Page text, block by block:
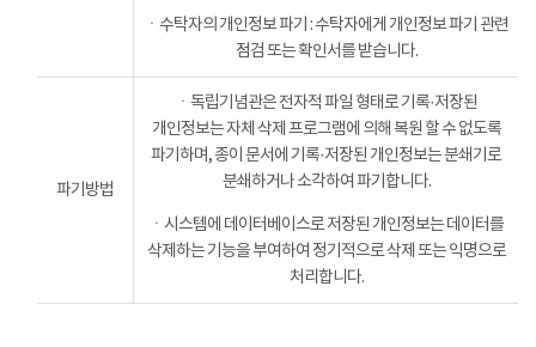
ㆍ수탁자의 개인정보 파기 : 수탁자에게 개인정보 파기 관련
점검 또는 확인서를 받습니다.
파기방법
ㆍ독립기념관은 전자적 파일 형태로 기록·저장된
개인정보는 자체 삭제 프로그램에 의해 복원 할 수 없도록
파기하며, 종이 문서에 기록·저장된 개인정보는 분쇄기로
분쇄하거나 소각하여 파기합니다.
ㆍ시스템에 데이터베이스로 저장된 개인정보는 데이터를
삭제하는 기능을 부여하여 정기적으로 삭제 또는 익명으로
처리합니다.